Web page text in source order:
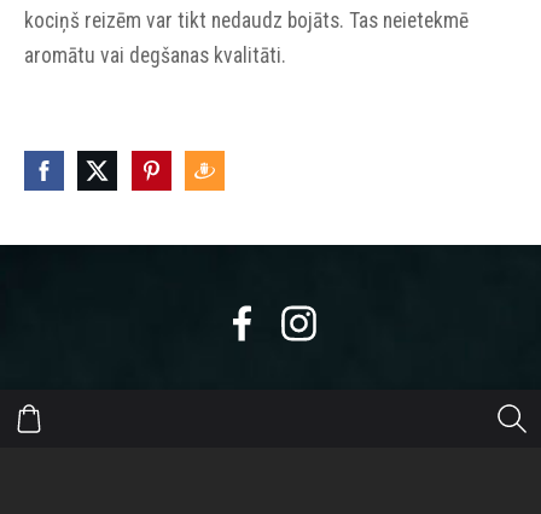
kociņš reizēm var tikt nedaudz bojāts. Tas neietekmē
aromātu vai degšanas kvalitāti.
https://eepurl.com/dyikxr